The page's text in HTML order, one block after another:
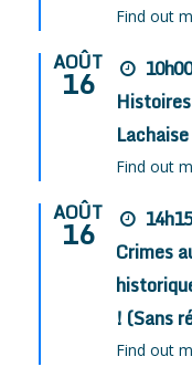
Find out
AOÛT
16
Find out
AOÛT
16
Crimes
! (Sans
Find out